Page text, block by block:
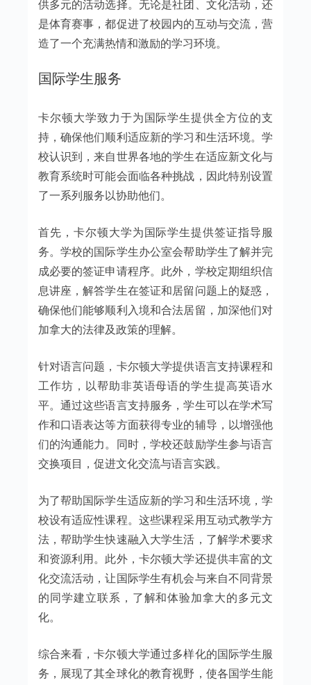
供多元的活动选择。无论是社团、文化活动，还
是体育赛事，都促进了校园内的互动与交流，营
造了一个充满热情和激励的学习环境。
国际学生服务
卡尔顿大学致力于为国际学生提供全方位的支
持，确保他们顺利适应新的学习和生活环境。学
校认识到，来自世界各地的学生在适应新文化与
教育系统时可能会面临各种挑战，因此特别设置
了一系列服务以协助他们。
首先，卡尔顿大学为国际学生提供签证指导服
务。学校的国际学生办公室会帮助学生了解并完
成必要的签证申请程序。此外，学校定期组织信
息讲座，解答学生在签证和居留问题上的疑惑，
确保他们能够顺利入境和合法居留，加深他们对
加拿大的法律及政策的理解。
针对语言问题，卡尔顿大学提供语言支持课程和
工作坊，以帮助非英语母语的学生提高英语水
平。通过这些语言支持服务，学生可以在学术写
作和口语表达等方面获得专业的辅导，以增强他
们的沟通能力。同时，学校还鼓励学生参与语言
交换项目，促进文化交流与语言实践。
为了帮助国际学生适应新的学习和生活环境，学
校设有适应性课程。这些课程采用互动式教学方
法，帮助学生快速融入大学生活，了解学术要求
和资源利用。此外，卡尔顿大学还提供丰富的文
化交流活动，让国际学生有机会与来自不同背景
的同学建立联系，了解和体验加拿大的多元文
化。
综合来看，卡尔顿大学通过多样化的国际学生服
务，展现了其全球化的教育视野，使各国学生能